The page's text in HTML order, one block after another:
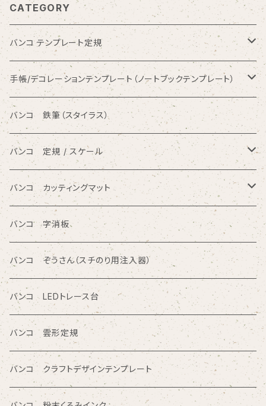
CATEGORY
バンコ テンプレート定規
数字入りテンプレート定規
ひらがな入りテンプレート定規
アルファベット入りテンプレート定規
円/楕円/アール入りテンプレート定規
三角形/四角形/五角形/多角形入りテンプレート定規
カタカナ入りテンプレート定規
図面レイアウト/ 専門チャート/その他テンプレート定規
商品シリーズ名から検索
SE型
80型
手帳/デコレーションテンプレート（ノートブックテンプレート）
バンコ ノートブックテンプレート（カードサイズ）
バンコ ルーラースリム（定規型）
バンコ ノートブックテンプレート（はがきサイズ）
バンコ 鉄筆（スタイラス）
バンコ 定規 / スケール
方眼カッティング定規
直定規
読み取り定規
ツイン定規
ノートブックテンプレート ルーラースリム
カリグラフィガイドライン定規
バンコ カッティングマット
ポリエチレン系樹脂（PVC）
オレフィン系樹脂
バンコ 字消板
バンコ ぞうさん（スチのり用注入器）
バンコ LEDトレース台
バンコ 雲形定規
バンコ クラフトデザインテンプレート